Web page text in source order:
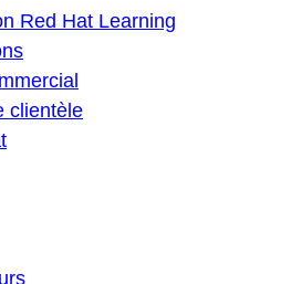
Red Hat Learning
clientèle